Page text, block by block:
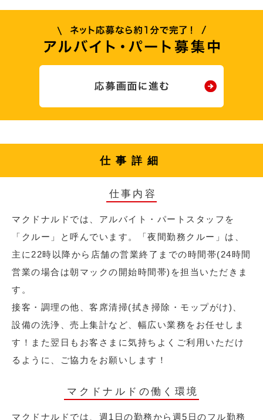
仕事詳細
仕事内容
マクドナルドでは、アルバイト・パートスタッフを
「クルー」と呼んでいます。「夜間勤務クルー」は、
主に22時以降から店舗の営業終了までの時間帯(24時間
営業の場合は朝マックの開始時間帯)を担当いただきま
す。
接客・調理の他、客席清掃(拭き掃除・モップがけ)、
設備の洗浄、売上集計など、幅広い業務をお任せしま
す！また翌日もお客さまに気持ちよくご利用いただけ
るように、ご協力をお願いします！
マクドナルドの働く環境
マクドナルドでは、週1日の勤務から週5日のフル勤務